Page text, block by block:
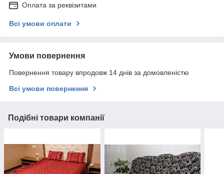
Оплата за реквізитами
Всі умови оплати
Умови повернення
Повернення товару впродовж 14 днів за домовленістю
Всі умови повернення
Подібні товари компанії